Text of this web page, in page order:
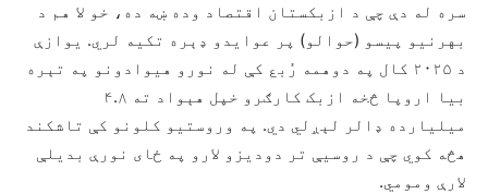
سره له دې چې د ازبکستان اقتصاد وده ښه ده، خو لا هم د
بهرنیو پیسو (حوالو) پر عوایدو ډېره تکیه لري. یوازې
د ۲۰۲۵ کال په دوهمه رُبع کې له نورو هیوادونو په تېره
بیا اروپا څخه ازبک کارګرو خپل هېواد ته ۴.۸
میلیارده ډالر لېږلي دي. په وروستیو کلونو کې تاشکند
هڅه کوي چې د روسیې تر دودیزو لارو په ځای نورې بدیلې
لارې ومومي.